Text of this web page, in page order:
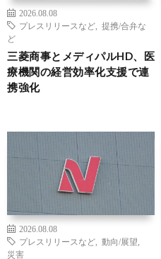
2026.08.08
プレスリリースなど
提携/合弁な
ど
三菱商事とメディパルHD、医
療機関の経営効率化支援で連
携強化
2026.08.08
プレスリリースなど
動向/展望
災害